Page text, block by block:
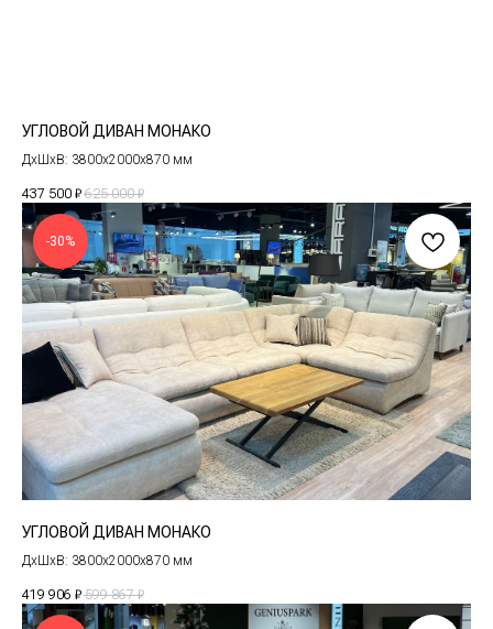
УГЛОВОЙ ДИВАН МОНАКО
ДxШxВ: 3800x2000x870 мм
437 500 ₽ 625 000 ₽
-30%
УГЛОВОЙ ДИВАН МОНАКО
ДxШxВ: 3800x2000x870 мм
419 906 ₽ 599 867 ₽